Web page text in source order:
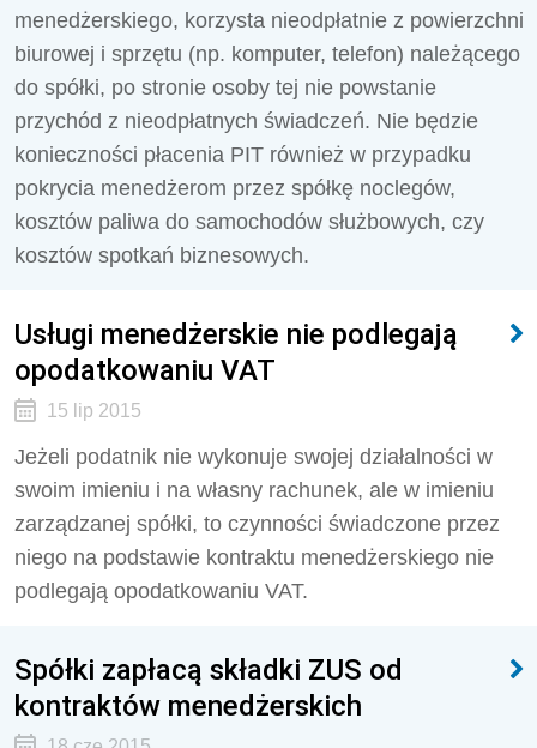
menedżerskiego, korzysta nieodpłatnie z powierzchni
biurowej i sprzętu (np. komputer, telefon) należącego
do spółki, po stronie osoby tej nie powstanie
przychód z nieodpłatnych świadczeń. Nie będzie
konieczności płacenia PIT również w przypadku
pokrycia menedżerom przez spółkę noclegów,
kosztów paliwa do samochodów służbowych, czy
kosztów spotkań biznesowych.
Usługi menedżerskie nie podlegają
opodatkowaniu VAT
15 lip 2015
Jeżeli podatnik nie wykonuje swojej działalności w
swoim imieniu i na własny rachunek, ale w imieniu
zarządzanej spółki, to czynności świadczone przez
niego na podstawie kontraktu menedżerskiego nie
podlegają opodatkowaniu VAT.
Spółki zapłacą składki ZUS od
kontraktów menedżerskich